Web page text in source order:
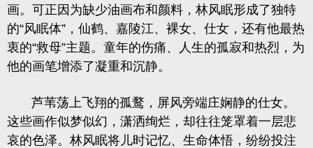
画。可正因为缺少油画布和颜料，林风眠形成了独特
的“风眠体”，仙鹤、嘉陵江、裸女、仕女，还有他最热
衷的“救母”主题。童年的伤痛、人生的孤寂和热烈，为
他的画笔增添了凝重和沉静。
芦苇荡上飞翔的孤鹜，屏风旁端庄娴静的仕女。
这些画作似梦似幻，潇洒绚烂，却往往笼罩着一层悲
哀的色泽。林风眠将儿时记忆、生命体悟，纷纷投注